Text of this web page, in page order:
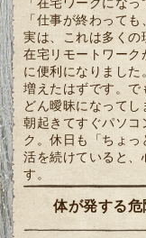
「仕事が終わっても
実は、これは多く
在宅リモートワー
に便利になりました
増えたはずです。で
どん曖昧になってし
朝起きてすぐパソコ
ク。休日も「ちょ
活を続けていると、
す。
体が発する